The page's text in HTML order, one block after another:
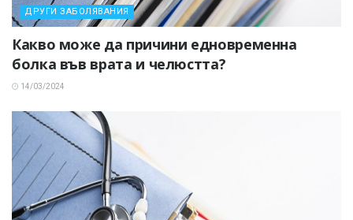
ДРУГИ ЗАБОЛЯВАНИЯ
Какво може да причини едновременна
болка във врата и челюстта?
14/03/2024